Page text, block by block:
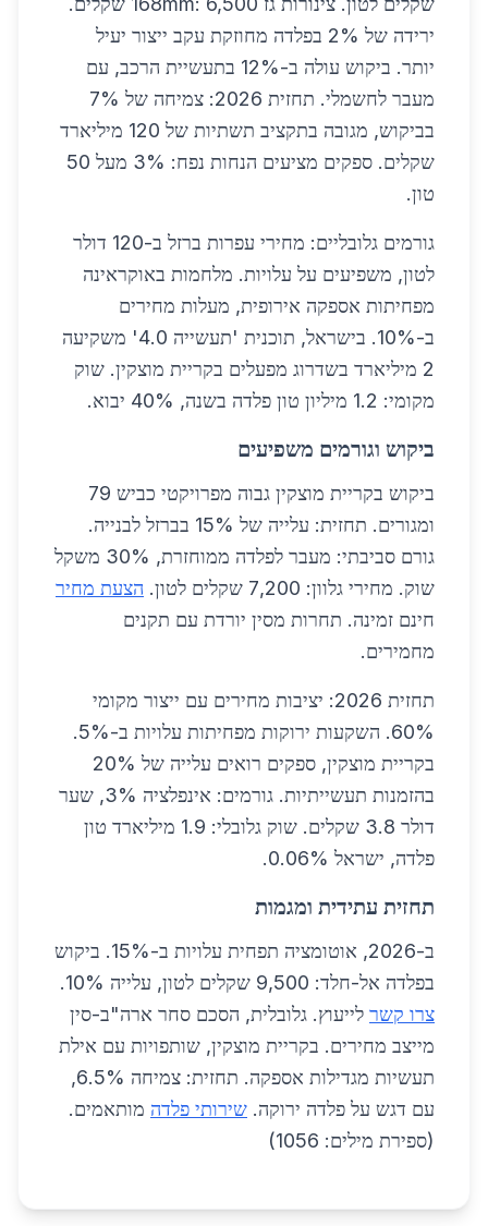
ירידה של 2% בפלדה מחוזקת עקב ייצור יעיל
יותר. ביקוש עולה ב-12% בתעשיית הרכב, עם
מעבר לחשמלי. תחזית 2026: צמיחה של 7%
בביקוש, מגובה בתקציב תשתיות של 120 מיליארד
שקלים. ספקים מציעים הנחות נפח: 3% מעל 50
טון.
גורמים גלובליים: מחירי עפרות ברזל ב-120 דולר
לטון, משפיעים על עלויות. מלחמות באוקראינה
מפחיתות אספקה אירופית, מעלות מחירים
ב-10%. בישראל, תוכנית 'תעשייה 4.0' משקיעה
2 מיליארד בשדרוג מפעלים בקריית מוצקין. שוק
מקומי: 1.2 מיליון טון פלדה בשנה, 40% יבוא.
ביקוש וגורמים משפיעים
ביקוש בקריית מוצקין גבוה מפרויקטי כביש 79
ומגורים. תחזית: עלייה של 15% בברזל לבנייה.
גורם סביבתי: מעבר לפלדה ממוחזרת, 30% משקל
שוק. מחירי גלוון: 7,200 שקלים לטון.
הצעת מחיר
חינם זמינה. תחרות מסין יורדת עם תקנים
מחמירים.
תחזית 2026: יציבות מחירים עם ייצור מקומי
60%. השקעות ירוקות מפחיתות עלויות ב-5%.
בקריית מוצקין, ספקים רואים עלייה של 20%
בהזמנות תעשייתיות. גורמים: אינפלציה 3%, שער
דולר 3.8 שקלים. שוק גלובלי: 1.9 מיליארד טון
פלדה, ישראל 0.06%.
תחזית עתידית ומגמות
ב-2026, אוטומציה תפחית עלויות ב-15%. ביקוש
בפלדה אל-חלד: 9,500 שקלים לטון, עלייה 10%.
צרו קשר לייעוץ. גלובלית, הסכם סחר ארה"ב-סין
מייצב מחירים. בקריית מוצקין, שותפויות עם אילת
תעשיות מגדילות אספקה. תחזית: צמיחה 6.5%,
עם דגש על פלדה ירוקה. שירותי פלדה מותאמים.
(ספירת מילים: 1056)